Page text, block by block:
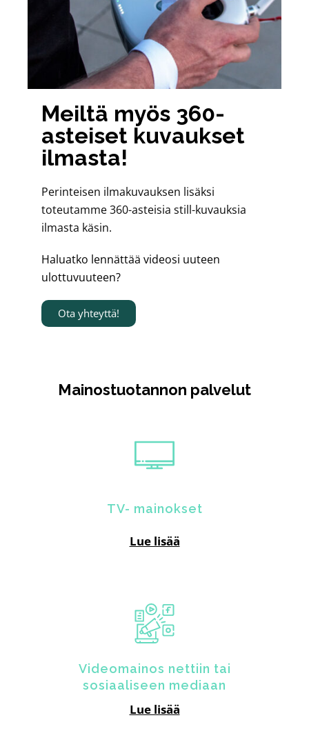
Meiltä myös 360-
asteiset kuvaukset
ilmasta!
Perinteisen ilmakuvauksen lisäksi
toteutamme 360-asteisia still-kuvauksia
ilmasta käsin.
Haluatko lennättää videosi uuteen
ulottuvuuteen?
Ota yhteyttä!
Mainostuotannon palvelut
TV- mainokset
Lue lisää
Videomainos nettiin tai
sosiaaliseen mediaan
Lue lisää